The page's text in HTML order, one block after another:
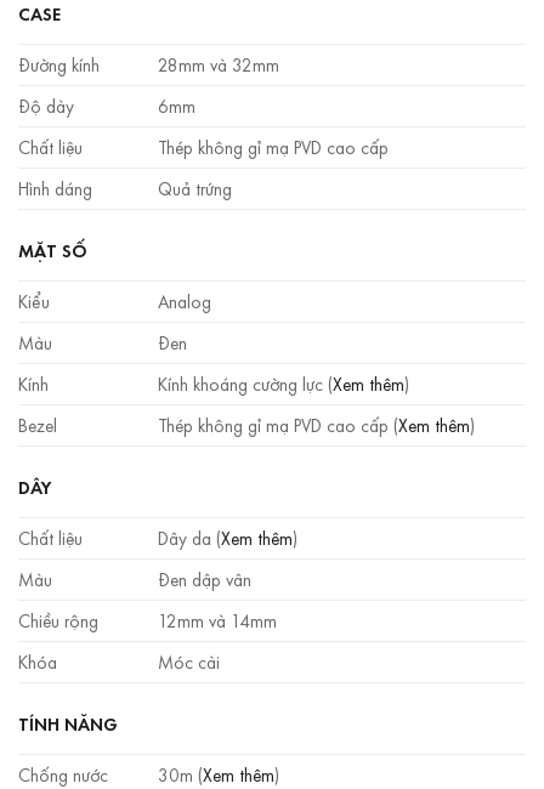
CASE
Đường kính
28mm và 32mm
Độ dày
6mm
Chất liệu
Thép không gỉ mạ PVD cao cấp
Hình dáng
Quả trứng
MẶT SỐ
Kiểu
Analog
Màu
Đen
Kính
Kính khoáng cường lực (Xem thêm)
Bezel
Thép không gỉ mạ PVD cao cấp (Xem thêm)
DÂY
Chất liệu
Dây da (Xem thêm)
Màu
Đen dập vân
Chiều rộng
12mm và 14mm
Khóa
Móc cài
TÍNH NĂNG
Chống nước
30m (Xem thêm)